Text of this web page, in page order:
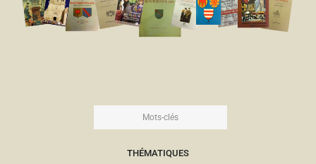
THÉMATIQUES